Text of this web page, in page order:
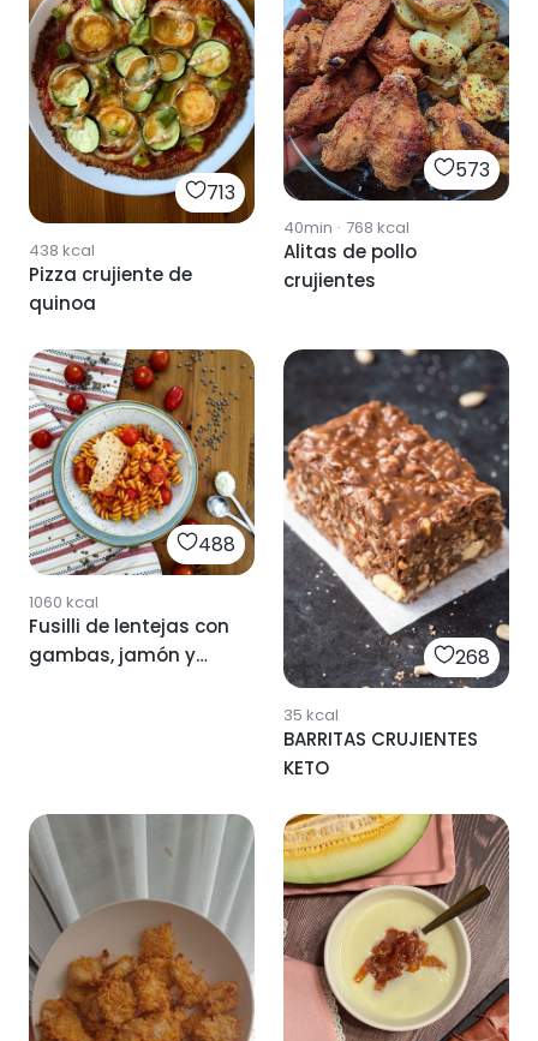
713
438 kcal
Pizza crujiente de
quinoa
573
40min · 768 kcal
Alitas de pollo
crujientes
488
1060 kcal
Fusilli de lentejas con
gambas, jamón y
268
35 kcal
BARRITAS CRUJIENTES
KETO